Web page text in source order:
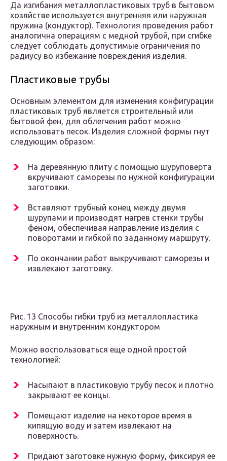
Да изгибания металлопластиковых труб в бытовом
хозяйстве используется внутренняя или наружная
пружина (кондуктор). Технология проведения работ
аналогична операциям с медной трубой, при сгибке
следует соблюдать допустимые ограничения по
радиусу во избежание повреждения изделия.
Пластиковые трубы
Основным элементом для изменения конфигурации
пластиковых труб является строительный или
бытовой фен, для облегчения работ можно
использовать песок. Изделия сложной формы гнут
следующим образом:
На деревянную плиту с помощью шуруповерта
вкручивают саморезы по нужной конфигурации
заготовки.
Вставляют трубный конец между двумя
шурупами и производят нагрев стенки трубы
феном, обеспечивая направление изделия с
поворотами и гибкой по заданному маршруту.
По окончании работ выкручивают саморезы и
извлекают заготовку.
Рис. 13 Способы гибки труб из металлопластика
наружным и внутренним кондуктором
Можно воспользоваться еще одной простой
технологией:
Насыпают в пластиковую трубу песок и плотно
закрывают ее концы.
Помещают изделие на некоторое время в
кипящую воду и затем извлекают на
поверхность.
Придают заготовке нужную форму, фиксируя ее